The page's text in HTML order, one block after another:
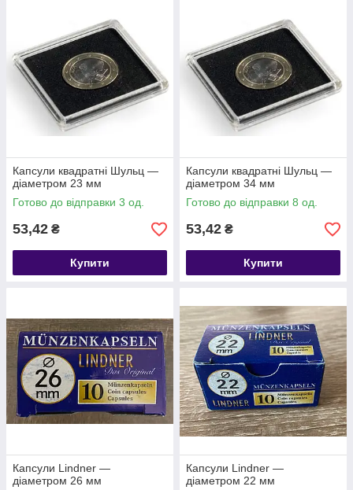
Капсули квадратні Шульц —
діаметром 23 мм
Готово до відправки 3 од.
53,42 ₴
Купити
Капсули квадратні Шульц —
діаметром 34 мм
Готово до відправки 8 од.
53,42 ₴
Купити
Капсули Lindner —
діаметром 26 мм
Капсули Lindner —
діаметром 22 мм